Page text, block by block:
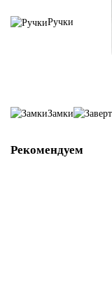
Ручки
Замки
Рекомендуем